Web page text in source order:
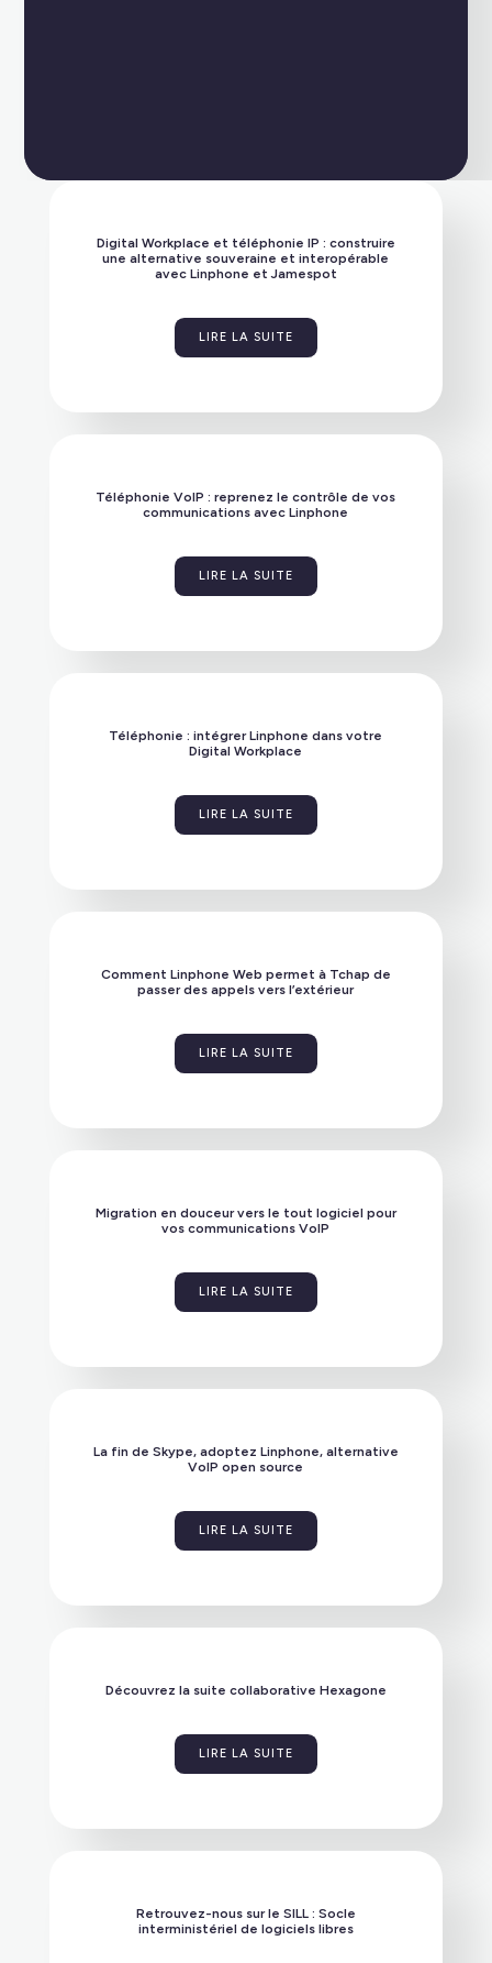
Private Cloud
disponibles en environnement SecNumCloud.
Digital Workplace et téléphonie IP : construire
une alternative souveraine et interopérable
avec Linphone et Jamespot
LIRE LA SUITE
Téléphonie VoIP : reprenez le contrôle de vos
communications avec Linphone
LIRE LA SUITE
Téléphonie : intégrer Linphone dans votre
Digital Workplace
LIRE LA SUITE
Comment Linphone Web permet à Tchap de
passer des appels vers l’extérieur
LIRE LA SUITE
Migration en douceur vers le tout logiciel pour
vos communications VoIP
LIRE LA SUITE
La fin de Skype, adoptez Linphone, alternative
VoIP open source
LIRE LA SUITE
Découvrez la suite collaborative Hexagone
LIRE LA SUITE
Retrouvez-nous sur le SILL : Socle
interministériel de logiciels libres